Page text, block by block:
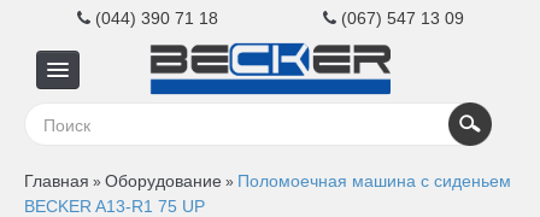
(044) 390 71 18 (067) 547 13 09
Для
Главная » Оборудование » Поломоечная машина с сиденьем
BECKER A13-R1 75 UP